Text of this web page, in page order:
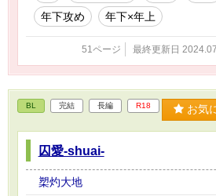
年下攻め
年下×年上
51ページ 最終更新日
BL 完結 長編 R18 お気
囚愛-shuai-
槊灼大地